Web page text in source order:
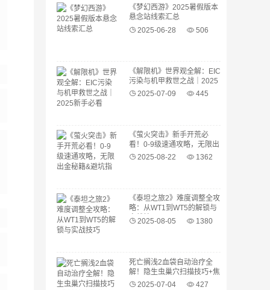
《梦幻西游》2025暑假版本
悬念站线索汇总
2025-06-28
506
《解限机》世界观全解：EIC
污染与机甲救世之战｜2025
新手必看
2025-07-09 445
《萤火突击》新手开荒必
看！0-9级速通攻略，无限出
金秘籍&避坑指南
2025-08-22 1362
《泰坦之旅2》难度调整全攻
略：从WT1到WT5的解锁与
实战技巧
2025-08-05 1380
死亡搁浅2血袋自动治疗全
解！隐生虫巢穴扫描技巧+焦
油治疗师奖励
2025-07-04 427